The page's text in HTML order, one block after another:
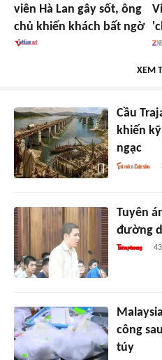
viên Hà Lan gây sốt, ông
chủ khiến khách bất ngờ
XEM
Cầu
khiến
ngạc
Tuyên
đường
công
túy